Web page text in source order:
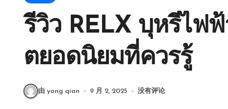
รีวิว RELX บุหรี่ไฟ
ตยอดนิยมที่ควรรู้
由 yang qian 9 月 2, 2025 没有评论